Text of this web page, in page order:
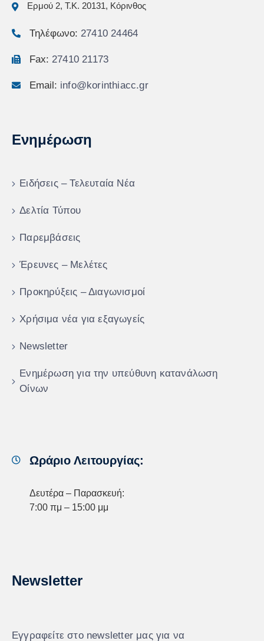
Ερμού 2, Τ.Κ. 20131, Κόρινθος
Τηλέφωνο: 27410 24464
Fax: 27410 21173
Email: info@korinthiacc.gr
Ενημέρωση
Ειδήσεις – Τελευταία Νέα
Δελτία Τύπου
Παρεμβάσεις
Έρευνες – Μελέτες
Προκηρύξεις – Διαγωνισμοί
Χρήσιμα νέα για εξαγωγείς
Newsletter
Ενημέρωση για την υπεύθυνη κατανάλωση
Οίνων
Ωράριο Λειτουργίας:
Δευτέρα – Παρασκευή:
7:00 πμ – 15:00 μμ
Newsletter
Εγγραφείτε στο newsletter μας για να